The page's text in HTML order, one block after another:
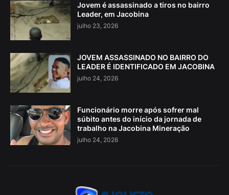
Jovem é assassinado a tiros no bairro
Leader, em Jacobina
julho 23, 2026
JOVEM ASSASSINADO NO BAIRRO DO
LEADER É IDENTIFICADO EM JACOBINA
julho 24, 2026
Funcionário morre após sofrer mal
súbito antes do início da jornada de
trabalho na Jacobina Mineração
julho 24, 2026